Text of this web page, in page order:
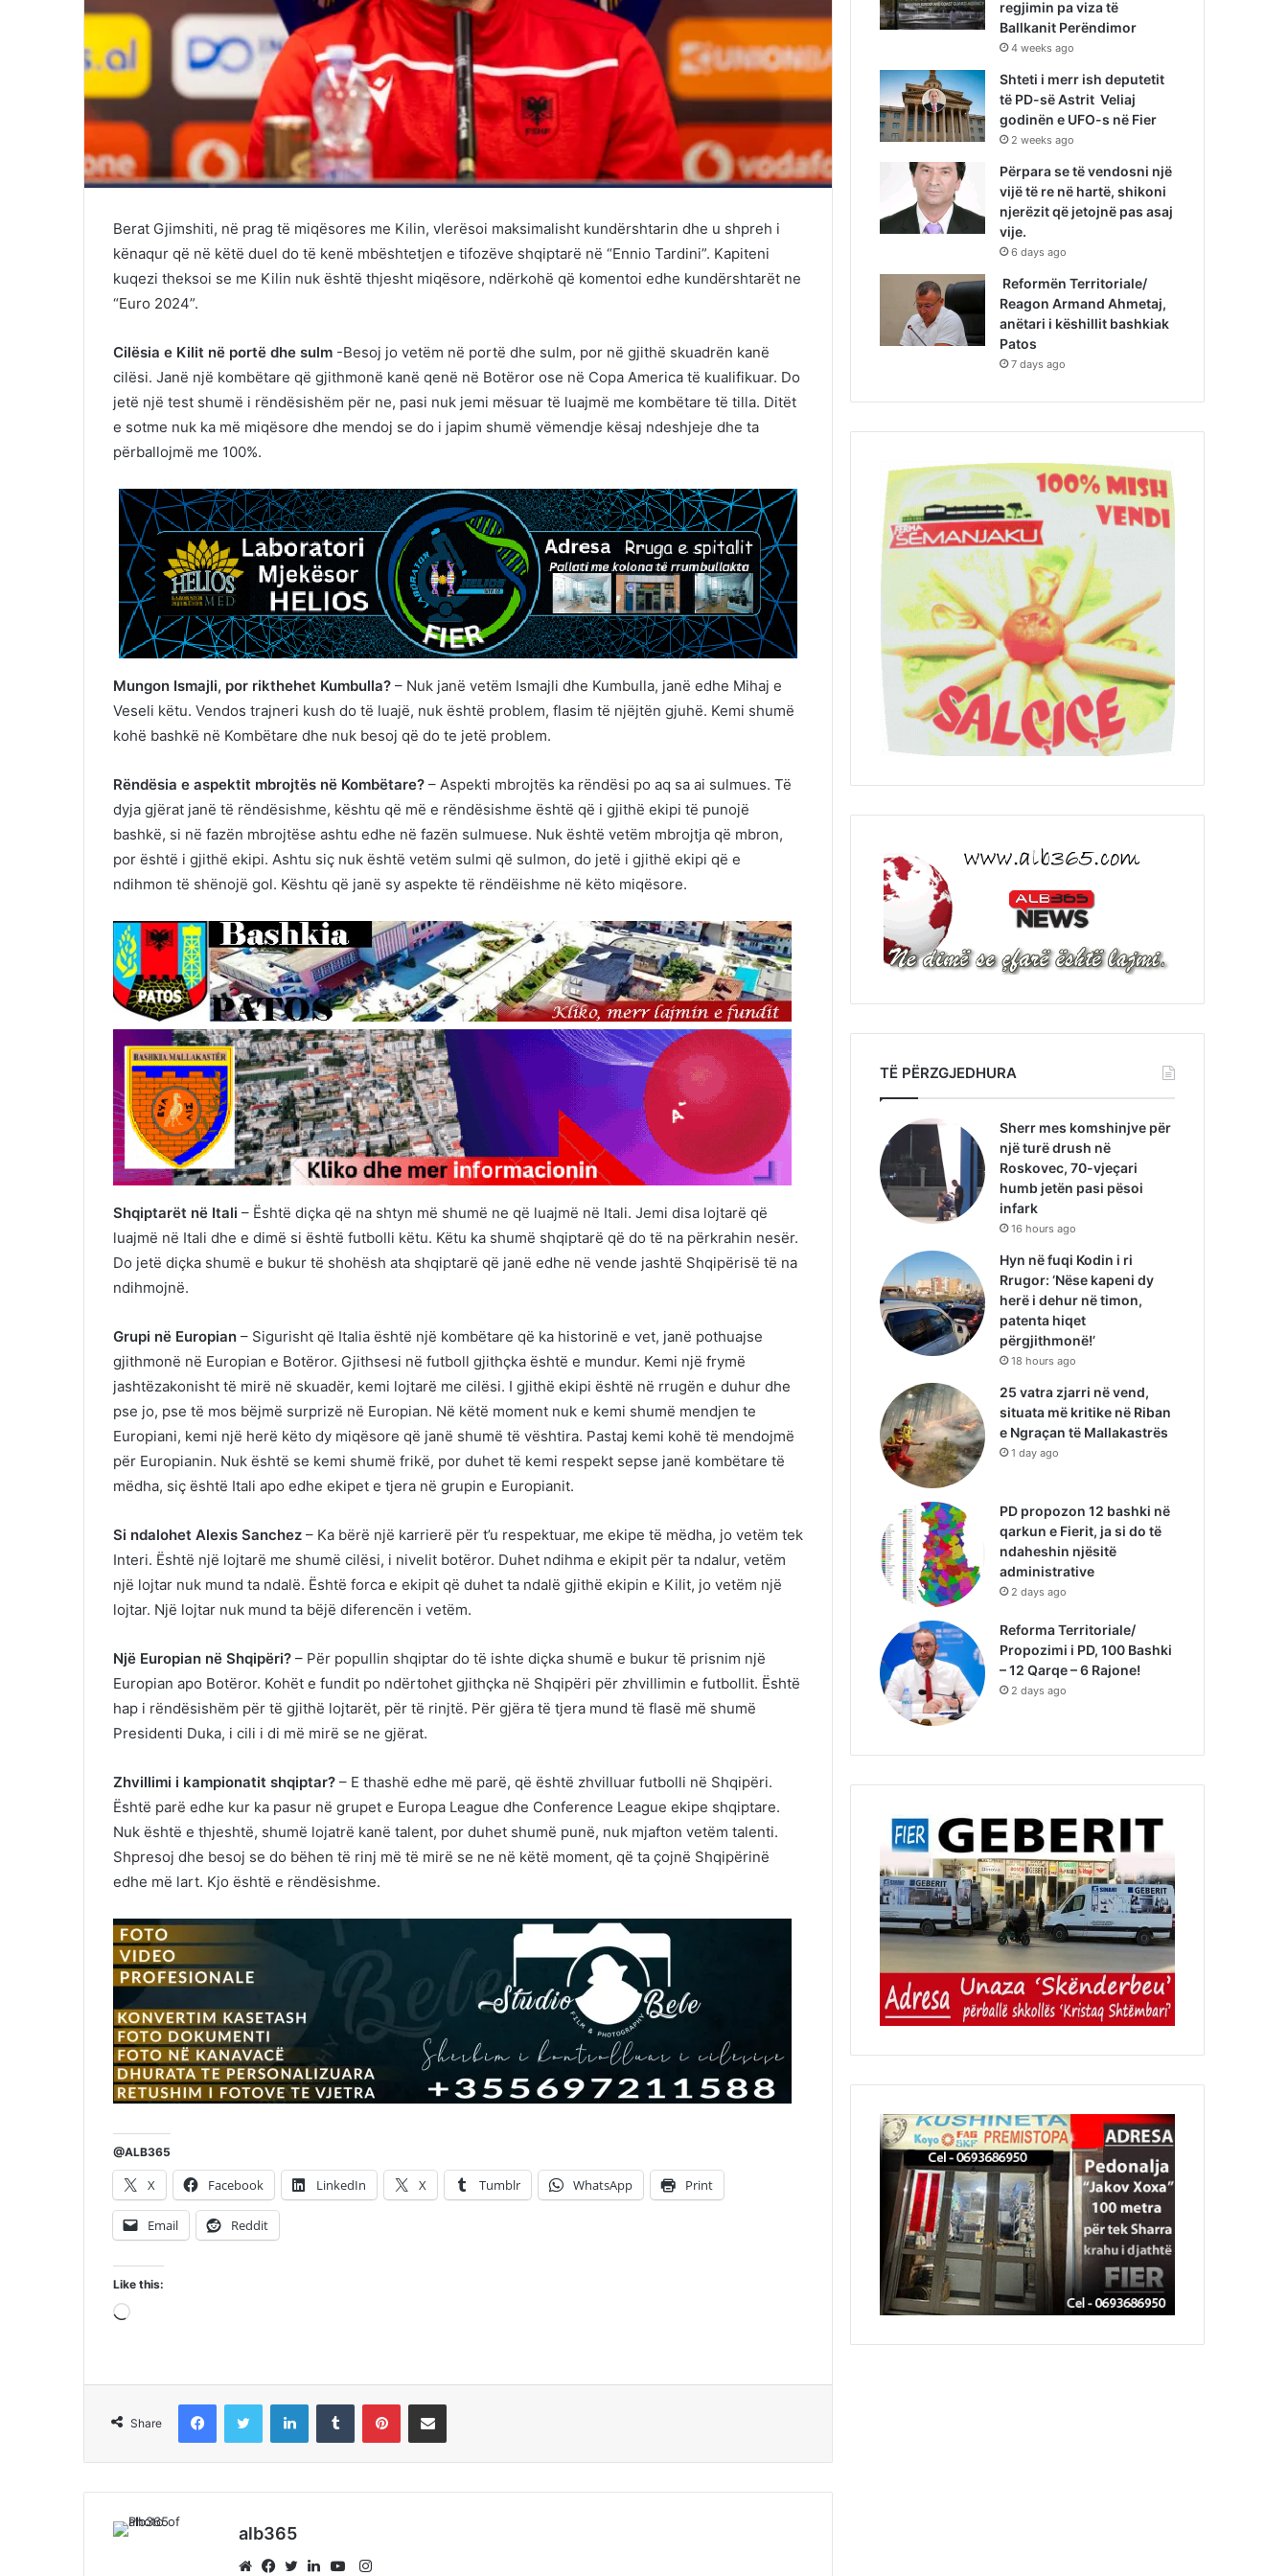
Berat Gjimshiti, në prag të miqësores me Kilin, vlerësoi maksimalisht kundërshtarin dhe u shpreh i
kënaqur që në këtë duel do të kenë mbështetjen e tifozëve shqiptarë në “Ennio Tardini”. Kapiteni
kuqezi theksoi se me Kilin nuk është thjesht miqësore, ndërkohë që komentoi edhe kundërshtarët ne
“Euro 2024”.
Cilësia e Kilit në portë dhe sulm -Besoj jo vetëm në portë dhe sulm, por në gjithë skuadrën kanë
cilësi. Janë një kombëtare që gjithmonë kanë qenë në Botëror ose në Copa America të kualifikuar. Do
jetë një test shumë i rëndësishëm për ne, pasi nuk jemi mësuar të luajmë me kombëtare të tilla. Ditët
e sotme nuk ka më miqësore dhe mendoj se do i japim shumë vëmendje kësaj ndeshjeje dhe ta
përballojmë me 100%.
Mungon Ismajli, por rikthehet Kumbulla? – Nuk janë vetëm Ismajli dhe Kumbulla, janë edhe Mihaj e
Veseli këtu. Vendos trajneri kush do të luajë, nuk është problem, flasim të njëjtën gjuhë. Kemi shumë
kohë bashkë në Kombëtare dhe nuk besoj që do te jetë problem.
Rëndësia e aspektit mbrojtës në Kombëtare? – Aspekti mbrojtës ka rëndësi po aq sa ai sulmues. Të
dyja gjërat janë të rëndësishme, kështu që më e rëndësishme është që i gjithë ekipi të punojë
bashkë, si në fazën mbrojtëse ashtu edhe në fazën sulmuese. Nuk është vetëm mbrojtja që mbron,
por është i gjithë ekipi. Ashtu siç nuk është vetëm sulmi që sulmon, do jetë i gjithë ekipi që e
ndihmon të shënojë gol. Kështu që janë sy aspekte të rëndëishme në këto miqësore.
Shqiptarët në Itali – Është diçka që na shtyn më shumë ne që luajmë në Itali. Jemi disa lojtarë që
luajmë në Itali dhe e dimë si është futbolli këtu. Këtu ka shumë shqiptarë që do të na përkrahin nesër.
Do jetë diçka shumë e bukur të shohësh ata shqiptarë që janë edhe në vende jashtë Shqipërisë të na
ndihmojnë.
Grupi në Europian – Sigurisht që Italia është një kombëtare që ka historinë e vet, janë pothuajse
gjithmonë në Europian e Botëror. Gjithsesi në futboll gjithçka është e mundur. Kemi një frymë
jashtëzakonisht të mirë në skuadër, kemi lojtarë me cilësi. I gjithë ekipi është në rrugën e duhur dhe
pse jo, pse të mos bëjmë surprizë në Europian. Në këtë moment nuk e kemi shumë mendjen te
Europiani, kemi një herë këto dy miqësore që janë shumë të vështira. Pastaj kemi kohë të mendojmë
për Europianin. Nuk është se kemi shumë frikë, por duhet të kemi respekt sepse janë kombëtare të
mëdha, siç është Itali apo edhe ekipet e tjera në grupin e Europianit.
Si ndalohet Alexis Sanchez – Ka bërë një karrierë për t’u respektuar, me ekipe të mëdha, jo vetëm tek
Interi. Është një lojtarë me shumë cilësi, i nivelit botëror. Duhet ndihma e ekipit për ta ndalur, vetëm
një lojtar nuk mund ta ndalë. Është forca e ekipit që duhet ta ndalë gjithë ekipin e Kilit, jo vetëm një
lojtar. Një lojtar nuk mund ta bëjë diferencën i vetëm.
Një Europian në Shqipëri? – Për popullin shqiptar do të ishte diçka shumë e bukur të prisnim një
Europian apo Botëror. Kohët e fundit po ndërtohet gjithçka në Shqipëri për zhvillimin e futbollit. Është
hap i rëndësishëm për të gjithë lojtarët, për të rinjtë. Për gjëra të tjera mund të flasë më shumë
Presidenti Duka, i cili i di më mirë se ne gjërat.
Zhvillimi i kampionatit shqiptar? – E thashë edhe më parë, që është zhvilluar futbolli në Shqipëri.
Është parë edhe kur ka pasur në grupet e Europa League dhe Conference League ekipe shqiptare.
Nuk është e thjeshtë, shumë lojatrë kanë talent, por duhet shumë punë, nuk mjafton vetëm talenti.
Shpresoj dhe besoj se do bëhen të rinj më të mirë se ne në këtë moment, që ta çojnë Shqipërinë
edhe më lart. Kjo është e rëndësishme.
@ALB365
X Facebook LinkedIn X Tumblr WhatsApp Print
Email Reddit
Like this:
Loading…
Share
FacebookTwitter LinkedInTumblr PinterestShare via Email
alb365
Instagram
regjimin pa viza të
Ballkanit Perëndimor
4 weeks ago
Shteti i merr ish deputetit
të PD-së Astrit Veliaj
godinën e UFO-s në Fier
2 weeks ago
Përpara se të vendosni një
vijë të re në hartë, shikoni
njerëzit që jetojnë pas asaj
vije.
6 days ago
Reformën Territoriale/
Reagon Armand Ahmetaj,
anëtari i këshillit bashkiak
Patos
7 days ago
TË PËRZGJEDHURA
Sherr mes komshinjve për
një turë drush në
Roskovec, 70-vjeçari
humb jetën pasi pësoi
infark
16 hours ago
Hyn në fuqi Kodin i ri
Rrugor: ‘Nëse kapeni dy
herë i dehur në timon,
patenta hiqet
përgjithmonë!’
18 hours ago
25 vatra zjarri në vend,
situata më kritike në Riban
e Ngraçan të Mallakastrës
1 day ago
PD propozon 12 bashki në
qarkun e Fierit, ja si do të
ndaheshin njësitë
administrative
2 days ago
Reforma Territoriale/
Propozimi i PD, 100 Bashki
– 12 Qarqe – 6 Rajone!
2 days ago